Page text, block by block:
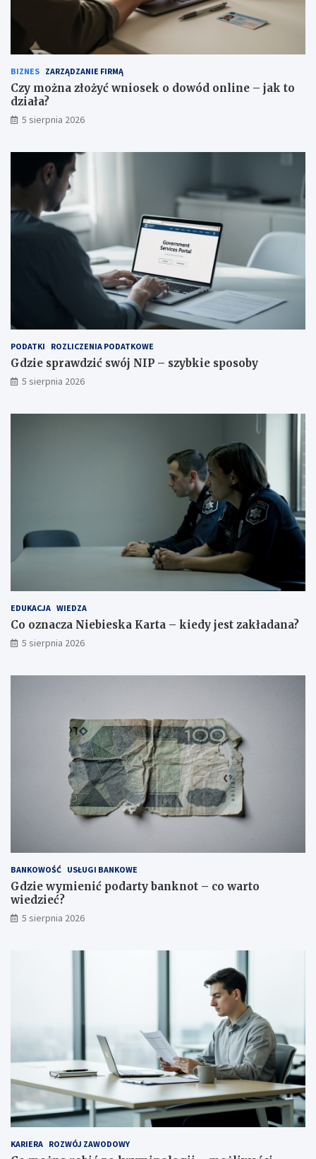
BIZNES ZARZĄDZANIE FIRMĄ
Czy można złożyć wniosek o dowód online – jak to
działa?
5 sierpnia 2026
PODATKI ROZLICZENIA PODATKOWE
Gdzie sprawdzić swój NIP – szybkie sposoby
5 sierpnia 2026
EDUKACJA WIEDZA
Co oznacza Niebieska Karta – kiedy jest zakładana?
5 sierpnia 2026
BANKOWOŚĆ USŁUGI BANKOWE
Gdzie wymienić podarty banknot – co warto
wiedzieć?
5 sierpnia 2026
KARIERA ROZWÓJ ZAWODOWY